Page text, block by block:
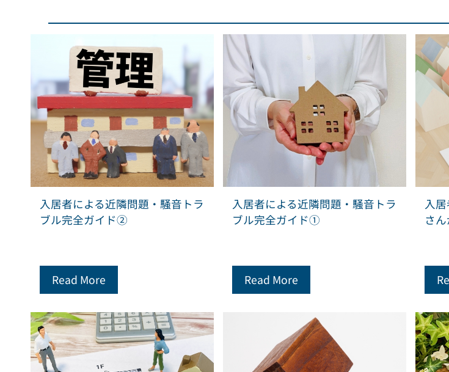
入居者による近隣問題・騒音トラ
ブル完全ガイド②
Read More
入居者による近隣問題・騒音トラ
ブル完全ガイド①
Read More
入
さ